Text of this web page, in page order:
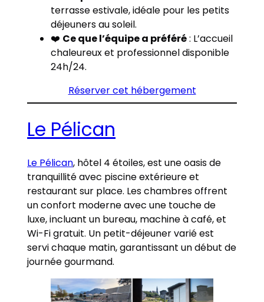
terrasse estivale, idéale pour les petits
déjeuners au soleil.
❤️ Ce que l’équipe a préféré: L’accueil
chaleureux et professionnel disponible
24h/24.
Réserver cet hébergement
Le Pélican
Le Pélican, hôtel 4 étoiles, est une oasis de
tranquillité avec piscine extérieure et
restaurant sur place. Les chambres offrent
un confort moderne avec une touche de
luxe, incluant un bureau, machine à café, et
Wi-Fi gratuit. Un petit-déjeuner varié est
servi chaque matin, garantissant un début de
journée gourmand.